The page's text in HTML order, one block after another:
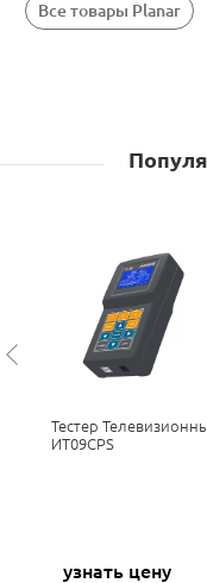
Все товары Planar
Тестер
ИТ09СPS
узнать цену